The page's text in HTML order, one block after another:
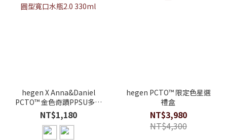
hegen X Anna&Daniel
PCTO™ 金色奇蹟PPSU多功
能方圓型寬口水瓶2.0 330ml
NT$1,180
hegen PCTO™ 限定色星選
禮盒
NT$3,980
NT$4,300